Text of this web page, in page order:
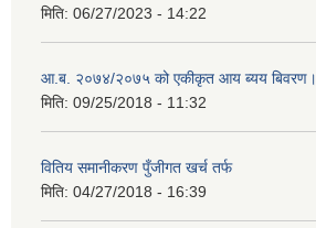
मिति: 06/27/2023 - 14:22
आ.ब. २०७४/२०७५ को एकीकृत आय ब्यय बिवरण।
मिति: 09/25/2018 - 11:32
वितिय समानीकरण पुँजीगत खर्च तर्फ
मिति: 04/27/2018 - 16:39